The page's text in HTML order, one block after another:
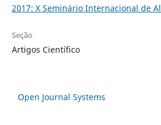
2017: X Seminário Internacional de
Seção
Artigos Científico
Open Journal Systems